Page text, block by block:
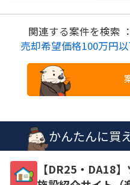
関連する案件を検索 ：
売却希望価格100万円
かんたんに買
【DR25・DA18